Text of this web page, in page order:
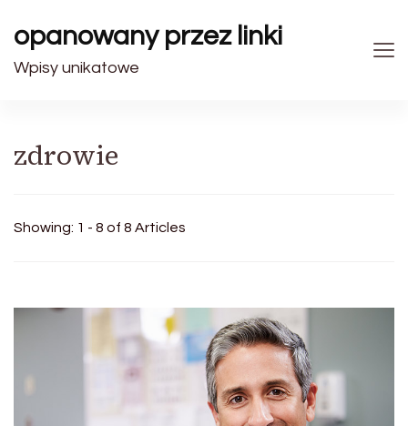
opanowany przez linki
Wpisy unikatowe
zdrowie
Showing: 1 - 8 of 8 Articles